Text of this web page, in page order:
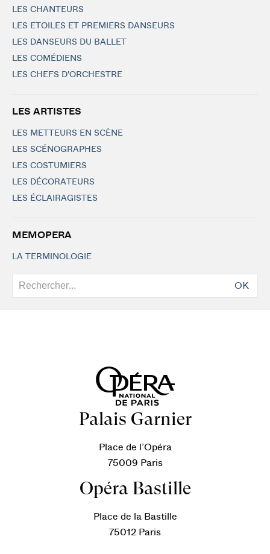
LES CHANTEURS
LES ETOILES ET PREMIERS DANSEURS
LES DANSEURS DU BALLET
LES COMÉDIENS
LES CHEFS D'ORCHESTRE
LES ARTISTES
LES METTEURS EN SCÈNE
LES SCÉNOGRAPHES
LES COSTUMIERS
LES DÉCORATEURS
LES ÉCLAIRAGISTES
MEMOPERA
LA TERMINOLOGIE
OK
Palais Garnier
Place de l’Opéra
75009 Paris
Opéra Bastille
Place de la Bastille
75012 Paris